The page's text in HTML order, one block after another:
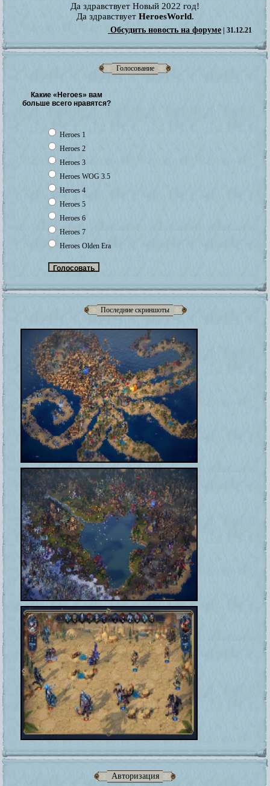
Голосование
Какие «Heroes» вам
больше всего нравятся?
Heroes 1
Heroes 2
Heroes 3
Heroes WOG 3.5
Heroes 4
Heroes 5
Heroes 6
Heroes 7
Heroes Olden Era
Последние скриншоты
Авторизация
Да здравствует Новый 2022 год!
Да здравствует HeroesWorld.
Обсудить новость на форуме | 31.12.21